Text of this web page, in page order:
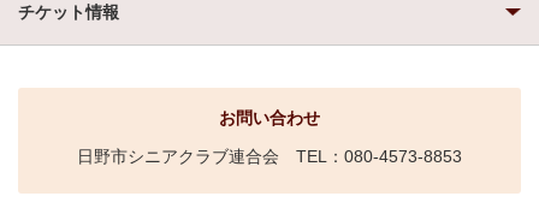
チケット情報
お問い合わせ
日野市シニアクラブ連合会 TEL：080-4573-8853